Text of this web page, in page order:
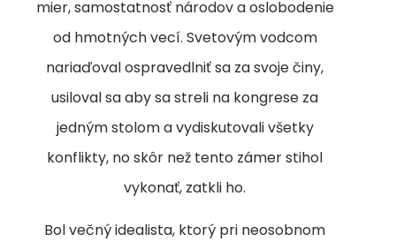
mier, samostatnosť národov a oslobodenie
od hmotných vecí. Svetovým vodcom
nariaďoval ospravedlniť sa za svoje činy,
usiloval sa aby sa streli na kongrese za
jedným stolom a vydiskutovali všetky
konflikty, no skôr než tento zámer stihol
vykonať, zatkli ho.
Bol večný idealista, ktorý pri neosobnom